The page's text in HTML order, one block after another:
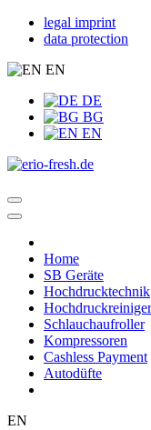
legal imprint
data protection
EN
DE
BG
EN
Home
SB Geräte
Hochdrucktechnik
Hochdruckreiniger
Schlauchaufroller
Kompressoren
Cashless Payment
Autodüfte
EN